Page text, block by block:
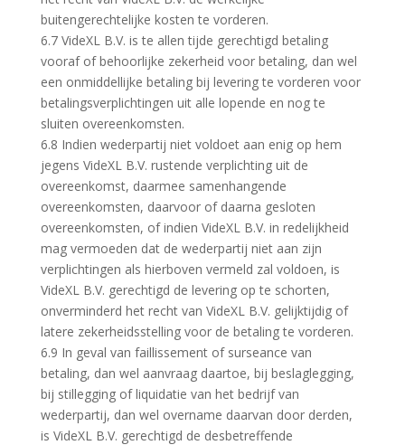
buitengerechtelijke kosten te vorderen.
6.7 VideXL B.V. is te allen tijde gerechtigd betaling
vooraf of behoorlijke zekerheid voor betaling, dan wel
een onmiddellijke betaling bij levering te vorderen voor
betalingsverplichtingen uit alle lopende en nog te
sluiten overeenkomsten.
6.8 Indien wederpartij niet voldoet aan enig op hem
jegens VideXL B.V. rustende verplichting uit de
overeenkomst, daarmee samenhangende
overeenkomsten, daarvoor of daarna gesloten
overeenkomsten, of indien VideXL B.V. in redelijkheid
mag vermoeden dat de wederpartij niet aan zijn
verplichtingen als hierboven vermeld zal voldoen, is
VideXL B.V. gerechtigd de levering op te schorten,
onverminderd het recht van VideXL B.V. gelijktijdig of
latere zekerheidsstelling voor de betaling te vorderen.
6.9 In geval van faillissement of surseance van
betaling, dan wel aanvraag daartoe, bij beslaglegging,
bij stillegging of liquidatie van het bedrijf van
wederpartij, dan wel overname daarvan door derden,
is VideXL B.V. gerechtigd de desbetreffende